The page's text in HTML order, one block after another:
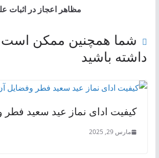
مظاهر اعجاز در اثبات
شما همچنین ممکن
داشته باشید
کیفیت ادای نماز عید سعید فطر
مارس 29, 2025